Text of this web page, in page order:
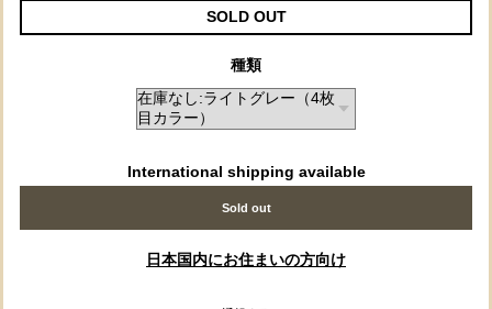
SOLD OUT
種類
International shipping available
Sold out
日本国内にお住まいの方向け